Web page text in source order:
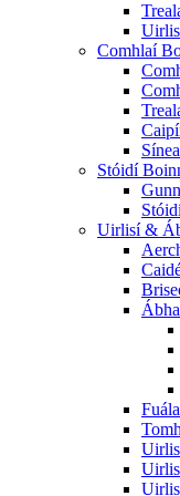
Comhlaí
Stóidí
Uirlisí &